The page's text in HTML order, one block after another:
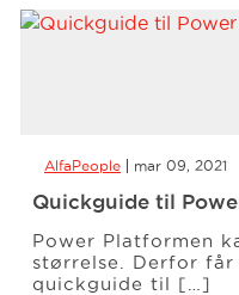
AlfaPeople mar 09, 2021
Quickguide til
Power Platformen
størrelse. Derfor
quickguide til […]